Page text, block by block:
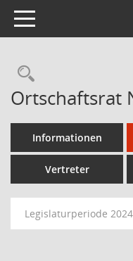
Toggle navigation
Ortschaftsrat
Informationen
Vertreter
Legislaturperiode